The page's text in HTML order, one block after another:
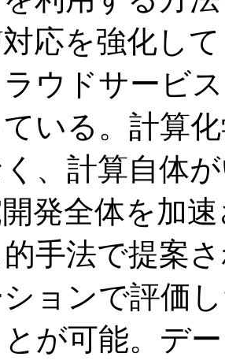
対応を強化し
ウドサービ
いる。計算
、計算自体
発全体を加
手法で提案
ションで評価
が可能。デ